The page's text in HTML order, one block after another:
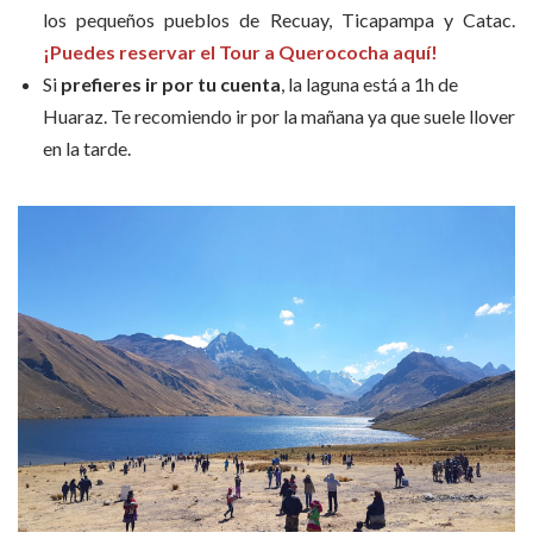
los pequeños pueblos de Recuay, Ticapampa y Catac.
¡Puedes reservar el Tour a Querococha aquí!
Si prefieres ir por tu cuenta, la laguna está a 1h de
Huaraz. Te recomiendo ir por la mañana ya que suele llover
en la tarde.